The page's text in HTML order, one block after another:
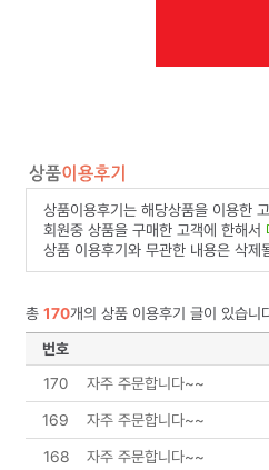
상품이용후기는 해당상품을 이용한
회원중 상품을 구매한 고객에 한해서
상품 이용후기와 무관한 내용은 삭제
총 170개의 상품 이용후기 글이 있습니
번호
170
자주 주문합니다~~
169 자주 주문합니다~~
168 자주 주문합니다~~